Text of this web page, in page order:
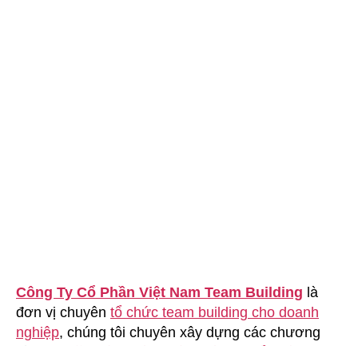
Công Ty Cổ Phần Việt Nam Team Building là
đơn vị chuyên tổ chức team building cho doanh
nghiệp, chúng tôi chuyên xây dựng các chương